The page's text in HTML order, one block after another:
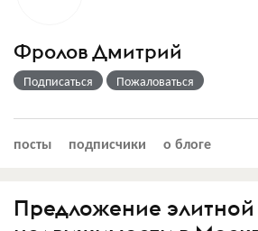
Фролов Дмитрий
Подписаться Пожаловаться
посты подписчики о блоге
Предложение элитной